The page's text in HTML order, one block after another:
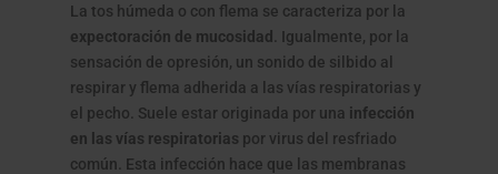
La tos húmeda o con flema se caracteriza por la
expectoración de mucosidad . Igualmente, por la
sensación de opresión, un sonido de silbido al
respirar y flema adherida a las vías respiratorias y
el pecho. Suele estar originada por una infección
en las vías respiratorias por virus del resfriado
común. Esta infección hace que las membranas